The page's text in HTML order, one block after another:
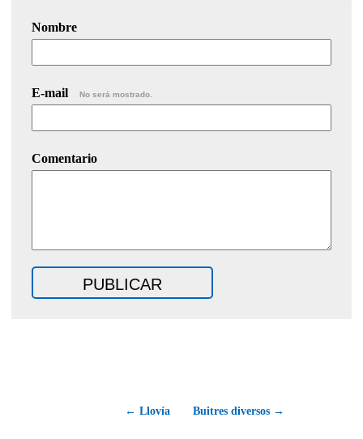
Nombre
E-mail No será mostrado.
Comentario
← Llovía Buitres diversos →